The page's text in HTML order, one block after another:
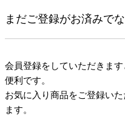
まだご登録がお済みで
会員登録をしていただきま
便利です。
お気に入り商品をご登録い
ます。